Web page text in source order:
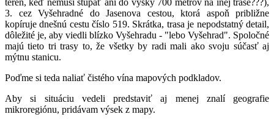
terén, keď nemusí stúpať ani do výšky 700 metrov na inej trase???),
3. cez Vyšehradné do Jasenova cestou, ktorá aspoň približne
kopíruje dnešnú cestu číslo 519. Skrátka, trasa je nepodstatný detail,
dôležité je, aby viedli blízko Vyšehradu - "lebo Vyšehrad". Spoločné
majú tieto tri trasy to, že všetky by radi mali ako svoju súčasť aj
mýtnu stanicu.
Poďme si teda naliať čistého vína mapových podkladov.
Aby si situáciu vedeli predstaviť aj menej znalí geografie
mikroregiónu, pridávam výsek z mapy.